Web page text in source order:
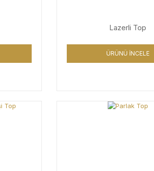
Lazerli Top
ÜRÜNÜ İNCELE